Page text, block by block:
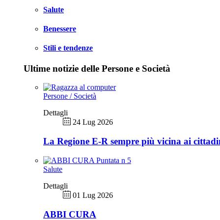
Salute
Benessere
Stili e tendenze
Ultime notizie delle Persone e Società
Persone / Società
Dettagli
24 Lug 2026
La Regione E-R sempre più vicina ai
Salute
Dettagli
01 Lug 2026
ABBI CURA